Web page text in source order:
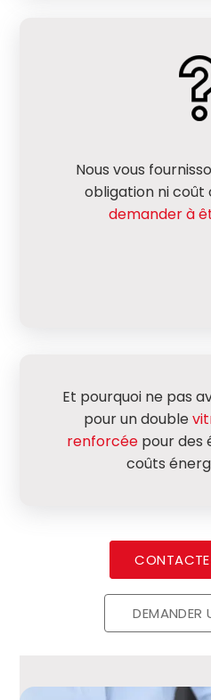
Nous vous
obligation ni coût
demander à
Et pourquoi ne pas
pour un double
renforcée pour des
coûts
DEMANDER